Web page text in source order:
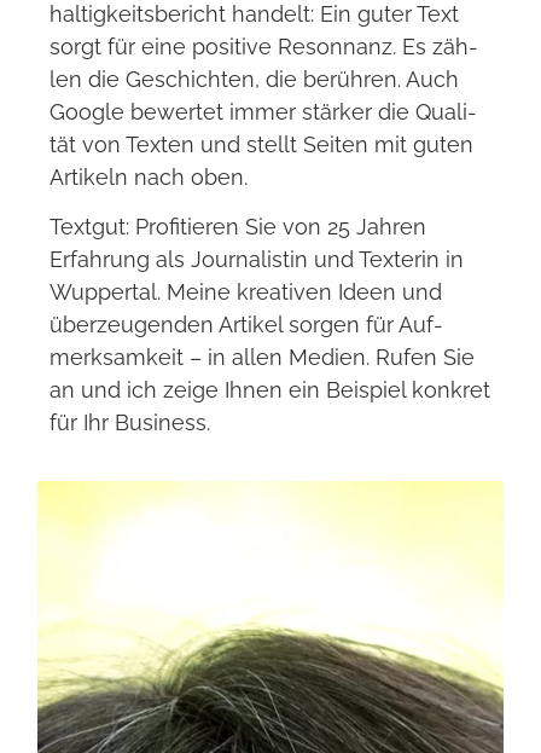
hal­tig­keits­be­richt han­delt: Ein guter Text
sorgt für eine posi­tive Reson­nanz. Es zäh­
len die Geschich­ten, die berüh­ren. Auch
Google bewer­tet immer stär­ker die Qua­li­
tät von Tex­ten und stellt Sei­ten mit guten
Arti­keln nach oben.
Text­gut: Pro­fi­tie­ren Sie von 25 Jah­ren
Erfah­rung als Jour­na­lis­tin und Tex­te­rin in
Wup­per­tal. Meine krea­ti­ven Ideen und
über­zeu­gen­den Arti­kel sor­gen für Auf­
merk­sam­keit – in allen Medien. Rufen Sie
an und ich zeige Ihnen ein Bei­spiel kon­kret
für Ihr Busi­ness.